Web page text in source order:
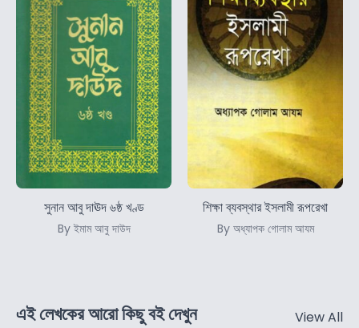
সুনান আবু দাঊদ ৬ষ্ঠ খণ্ড
By ইমাম আবু দাউদ
শিক্ষা ব্যবস্থার ইসলামী রূপরেখা
By অধ্যাপক গোলাম আযম
এই লেখকের আরো কিছু বই দেখুন View All